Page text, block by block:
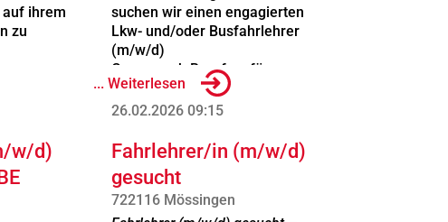
ihrem
zu
n
in
und BE
suchen wir einen engagierten
Lkw- und/oder Busfahrlehrer
(m/w/d)
Gerne auch Berufsanfänger.
Ihr Profil:
Pädagogisches Geschick
und Freude am
Unterrichten
Verantwortungsbewusstsein Zuverlässigkeit
... Weiterlesen
w/d)
26.02.2026 09:15
Fahrlehrer/in (m/w/d)
gesucht
722116 Mössingen